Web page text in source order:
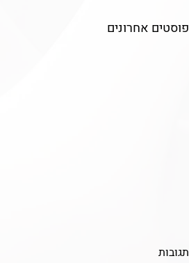
פוסטים אחרונים
תגובות